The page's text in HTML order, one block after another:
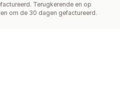
Terugkerende en op
om de 30 dagen gefactureerd.